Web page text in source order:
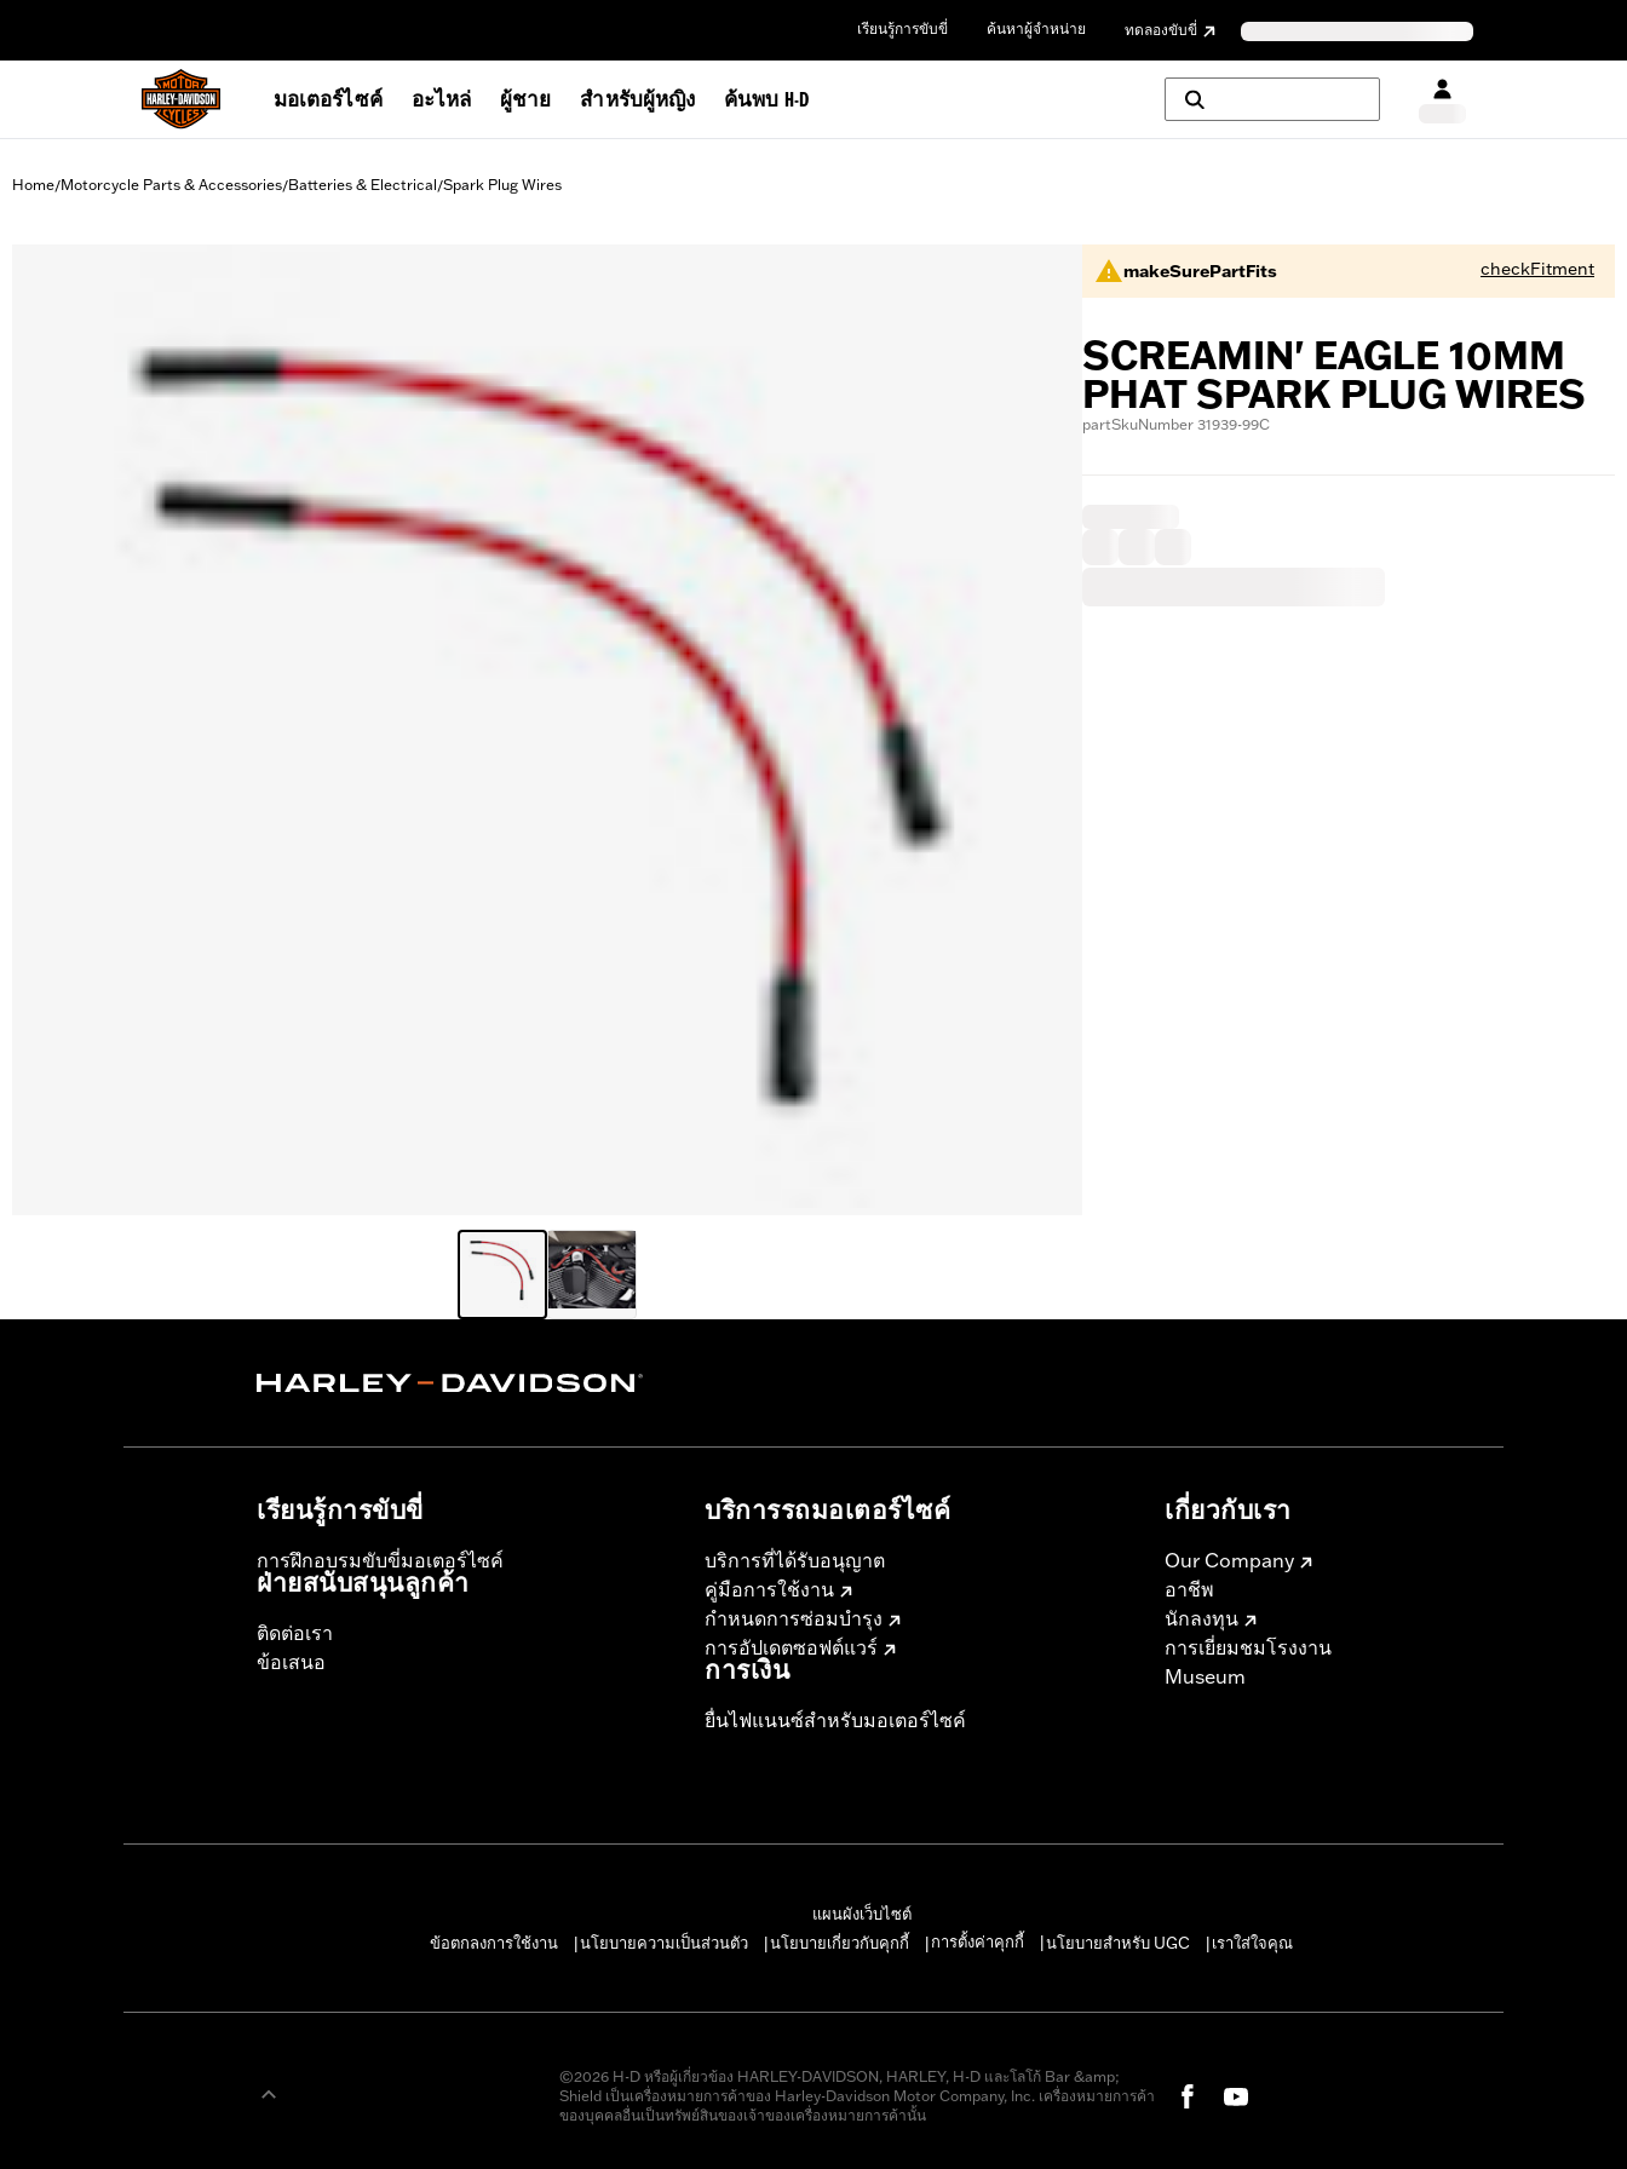
เรียนรู้การขับขี่ ค้นหาผู้จำหน่าย ทดลองขับขี่
มอเตอร์ไซค์ อะไหล่ ผู้ชาย สำหรับผู้หญิง ค้นพบ H-D
Home/Motorcycle Parts & Accessories/Batteries & Electrical/Spark Plug Wires
makeSurePartFits checkFitment
SCREAMIN' EAGLE 10MM
PHAT SPARK PLUG WIRES
partSkuNumber 31939-99C
เรียนรู้การขับขี่
การฝึกอบรมขับขี่มอเตอร์ไซค์
ฝ่ายสนับสนุนลูกค้า
ติดต่อเรา
ข้อเสนอ
บริการรถมอเตอร์ไซค์​
บริการที่ได้รับอนุญาต
คู่มือการใช้งาน
กำหนดการซ่อมบำรุง
การอัปเดตซอฟต์แวร์
การเงิน
ยื่นไฟแนนซ์สำหรับมอเตอร์ไซค์
เกี่ยวกับเรา
Our Company
อาชีพ
นักลงทุน
การเยี่ยมชมโรงงาน
Museum
แผนผังเว็บไซต์
ข้อตกลงการใช้งาน
นโยบายความเป็นส่วนตัว นโยบายเกี่ยวกับคุกกี้ การตั้งค่าคุกกี้ นโยบายสำหรับ UGC เราใส่ใจคุณ
©2026 H-D หรือผู้เกี่ยวข้อง HARLEY-DAVIDSON, HARLEY, H-D และโลโก้ Bar &amp;
Shield เป็นเครื่องหมายการค้าของ Harley-Davidson Motor Company, Inc. เครื่องหมายการค้า
ของบุคคลอื่นเป็นทรัพย์สินของเจ้าของเครื่องหมายการค้านั้น